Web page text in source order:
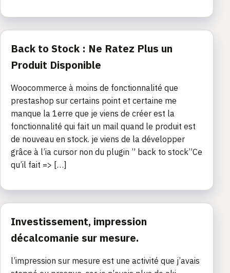
Back to Stock : Ne Ratez Plus un
Produit Disponible
Woocommerce à moins de fonctionnalité que
prestashop sur certains point et certaine me
manque la 1erre que je viens de créer est la
fonctionnalité qui fait un mail quand le produit est
de nouveau en stock. je viens de la développer
grâce à l’ia cursor non du plugin ” back to stock”Ce
qu’il fait => […]
Investissement, impression
décalcomanie sur mesure.
l’impression sur mesure est une activité que j’avais